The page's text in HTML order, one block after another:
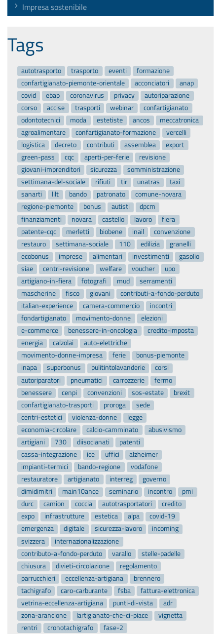
Impresa sostenibile
Tags
autotrasporto trasporto eventi
formazione
confartigianato-piemonte-orientale
acconciatori
anap
covid
ebap coronavirus privacy
autoriparazione
corso
accise trasporti webinar
confartigianato
odontotecnici
moda estetiste ancos
meccatronica
agroalimentare
confartigianato-formazione
vercelli
logistica
decreto contributi assemblea
export
green-pass
cqc aperti-per-ferie
revisione
giovani-imprenditori
sicurezza
somministrazione
settimana-del-sociale
rifiuti tir unatras
taxi
sanarti
lilt bando patronato
comune-novara
regione-piemonte
bonus autisti
dpcm
finanziamenti
novara castello lavoro
fiera
patente-cqc
merletti biobene inail
convenzione
restauro
settimana-sociale 110 edilizia
granelli
ecobonus
imprese alimentari investimenti
gasolio
siae
centri-revisione welfare voucher
upo
artigiano-in-fiera
fotografi mud
serramenti
mascherine
fisco giovani
contributi-a-fondo-perduto
italian-experience
camera-commercio
incontri
fondartigianato
movimento-donne
elezioni
e-commerce
benessere-in-oncologia
credito-imposta
energia
calzolai
auto-elettriche
movimento-donne-impresa
ferie
bonus-piemonte
inapa
superbonus pulitintolavanderie
corsi
autoriparatori
pneumatici carrozzerie
fermo
benessere
cenpi convenzioni sos-estate
brexit
confartigianato-trasporti
proroga
sede
centri-estetici
violenza-donne
legge
economia-circolare
calcio-camminato
abusivismo
artigiani
730 diisocianati
patenti
cassa-integrazione
ice uffici
alzheimer
impianti-termici
bando-regione
vodafone
restauratore
artigianato interreg
governo
dimidimitri
main10ance seminario incontro
pmi
durc
camion coccia autotrasportatori
credito
expo
infrastrutture estetica alpa
covid-19
emergenza
digitale sicurezza-lavoro
incoming
svizzera
internazionalizzazione
contributo-a-fondo-perduto
varallo
stelle-padelle
chiusura
divieti-circolazione
regolamento
parrucchieri
eccellenza-artigiana
brennero
tachigrafo
caro-carburante fsba
fattura-elettronica
vetrina-eccellenza-artigiana
punti-di-vista
adr
zona-arancione
lartigianato-che-ci-piace
vignetta
rentri
cronotachigrafo fase-2